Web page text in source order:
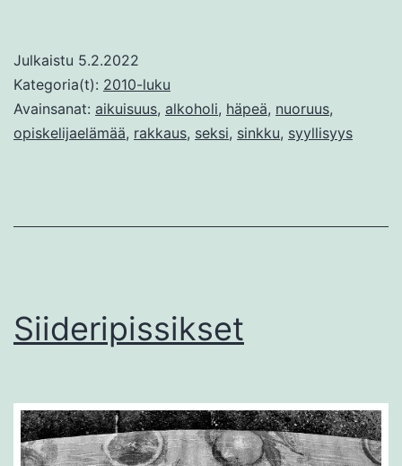
Julkaistu 5.2.2022
Kategoria(t): 2010-luku
Avainsanat: aikuisuus, alkoholi, häpeä, nuoruus,
opiskelijaelämää, rakkaus, seksi, sinkku, syyllisyys
Siideripissikset